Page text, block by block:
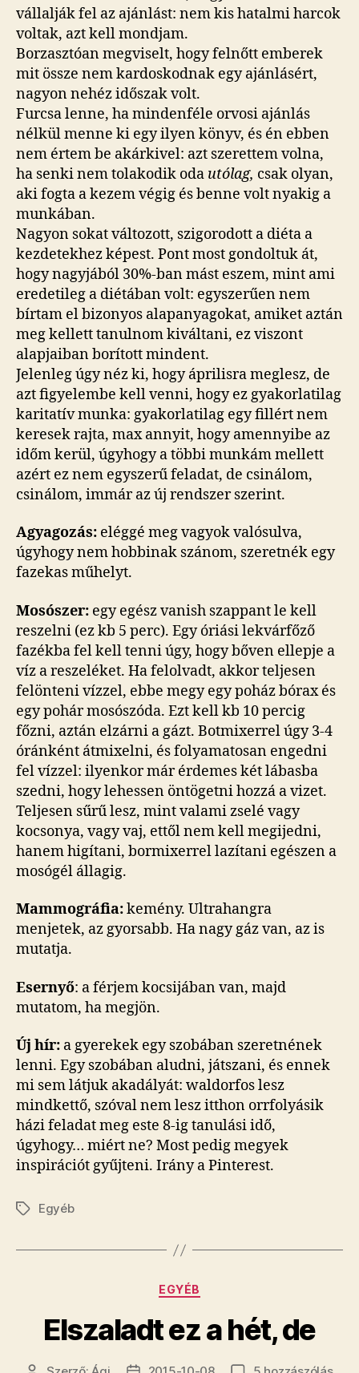
vállalják fel az ajánlást: nem kis hatalmi harcok
voltak, azt kell mondjam.
Borzasztóan megviselt, hogy felnőtt emberek
mit össze nem kardoskodnak egy ajánlásért,
nagyon nehéz időszak volt.
Furcsa lenne, ha mindenféle orvosi ajánlás
nélkül menne ki egy ilyen könyv, és én ebben
nem értem be akárkivel: azt szerettem volna,
ha senki nem tolakodik oda utólag, csak olyan,
aki fogta a kezem végig és benne volt nyakig a
munkában.
Nagyon sokat változott, szigorodott a diéta a
kezdetekhez képest. Pont most gondoltuk át,
hogy nagyjából 30%-ban mást eszem, mint ami
eredetileg a diétában volt: egyszerűen nem
bírtam el bizonyos alapanyagokat, amiket aztán
meg kellett tanulnom kiváltani, ez viszont
alapjaiban borított mindent.
Jelenleg úgy néz ki, hogy áprilisra meglesz, de
azt figyelembe kell venni, hogy ez gyakorlatilag
karitatív munka: gyakorlatilag egy fillért nem
keresek rajta, max annyit, hogy amennyibe az
időm kerül, úgyhogy a többi munkám mellett
azért ez nem egyszerű feladat, de csinálom,
csinálom, immár az új rendszer szerint.
Agyagozás: eléggé meg vagyok valósulva,
úgyhogy nem hobbinak szánom, szeretnék egy
fazekas műhelyt.
Mosószer: egy egész vanish szappant le kell
reszelni (ez kb 5 perc). Egy óriási lekvárfőző
fazékba fel kell tenni úgy, hogy bőven ellepje a
víz a reszeléket. Ha felolvadt, akkor teljesen
felönteni vízzel, ebbe megy egy poház bórax és
egy pohár mosószóda. Ezt kell kb 10 percig
főzni, aztán elzárni a gázt. Botmixerrel úgy 3-4
óránként átmixelni, és folyamatosan engedni
fel vízzel: ilyenkor már érdemes két lábasba
szedni, hogy lehessen öntögetni hozzá a vizet.
Teljesen sűrű lesz, mint valami zselé vagy
kocsonya, vagy vaj, ettől nem kell megijedni,
hanem higítani, bormixerrel lazítani egészen a
mosógél állagig.
Mammográfia:kemény. Ultrahangra
menjetek, az gyorsabb. Ha nagy gáz van, az is
mutatja.
Esernyő: a férjem kocsijában van, majd
mutatom, ha megjön.
Új hír: a gyerekek egy szobában szeretnének
lenni. Egy szobában aludni, játszani, és ennek
mi sem látjuk akadályát: waldorfos lesz
mindkettő, szóval nem lesz itthon orrfolyásik
házi feladat meg este 8-ig tanulási idő,
úgyhogy… miért ne? Most pedig megyek
inspirációt gyűjteni. Irány a Pinterest.
CímkékEgyéb
Kategóriák
EGYÉB
Elszaladt ez a hét, de